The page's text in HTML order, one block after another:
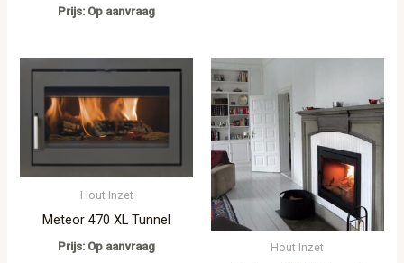
Prijs: Op aanvraag
Hout Inzet
Meteor 470 XL Tunnel
Prijs: Op aanvraag Hout Inzet